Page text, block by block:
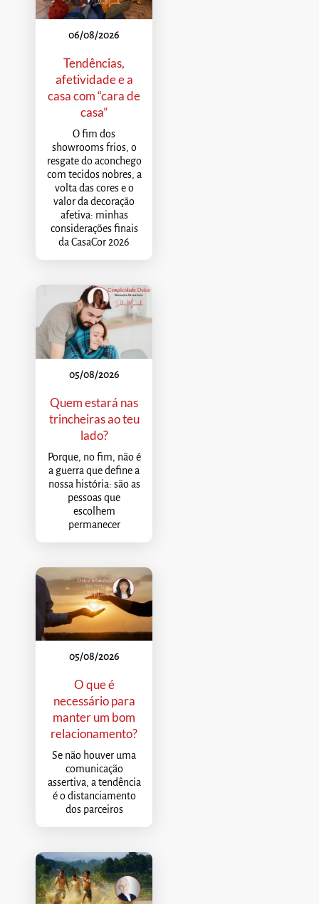
06/08/2026
Tendências,
afetividade e a
casa com “cara de
casa”
O fim dos
showrooms frios, o
resgate do aconchego
com tecidos nobres, a
volta das cores e o
valor da decoração
afetiva: minhas
considerações finais
da CasaCor 2026
05/08/2026
Quem estará nas
trincheiras ao teu
lado?
Porque, no fim, não é
a guerra que define a
nossa história: são as
pessoas que
escolhem
permanecer
05/08/2026
O que é
necessário para
manter um bom
relacionamento?
Se não houver uma
comunicação
assertiva, a tendência
é o distanciamento
dos parceiros